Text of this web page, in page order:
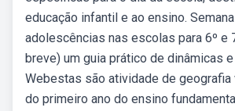
educação infantil e ao ensino.
adolescências nas escolas para 6º e
breve) um guia prático de dinâmicas
Webestas são atividade de geografia
do primeiro ano do ensino